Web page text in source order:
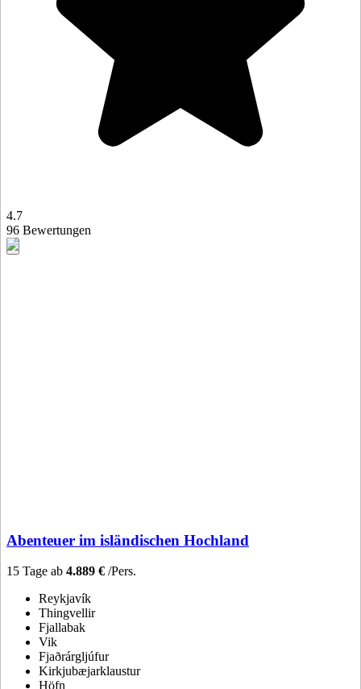
4.7
96 Bewertungen
Abenteuer im isländischen Hochland
15 Tage ab 4.889 € /Pers.
Reykjavík
Thingvellir
Fjallabak
Vik
Fjaðrárgljúfur
Kirkjubæjarklaustur
Höfn